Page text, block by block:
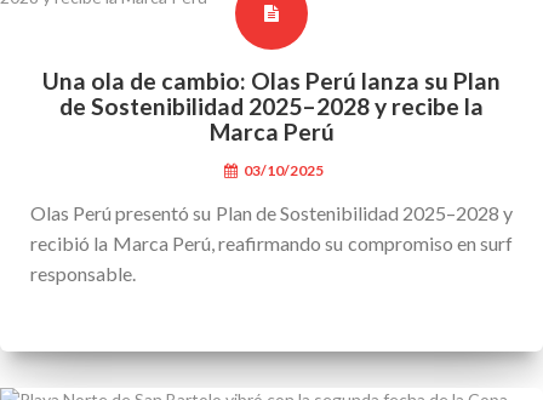
Una ola de cambio: Olas Perú lanza su Plan
de Sostenibilidad 2025–2028 y recibe la
Marca Perú
03/10/2025
Olas Perú presentó su Plan de Sostenibilidad 2025–2028 y
recibió la Marca Perú, reafirmando su compromiso en surf
responsable.